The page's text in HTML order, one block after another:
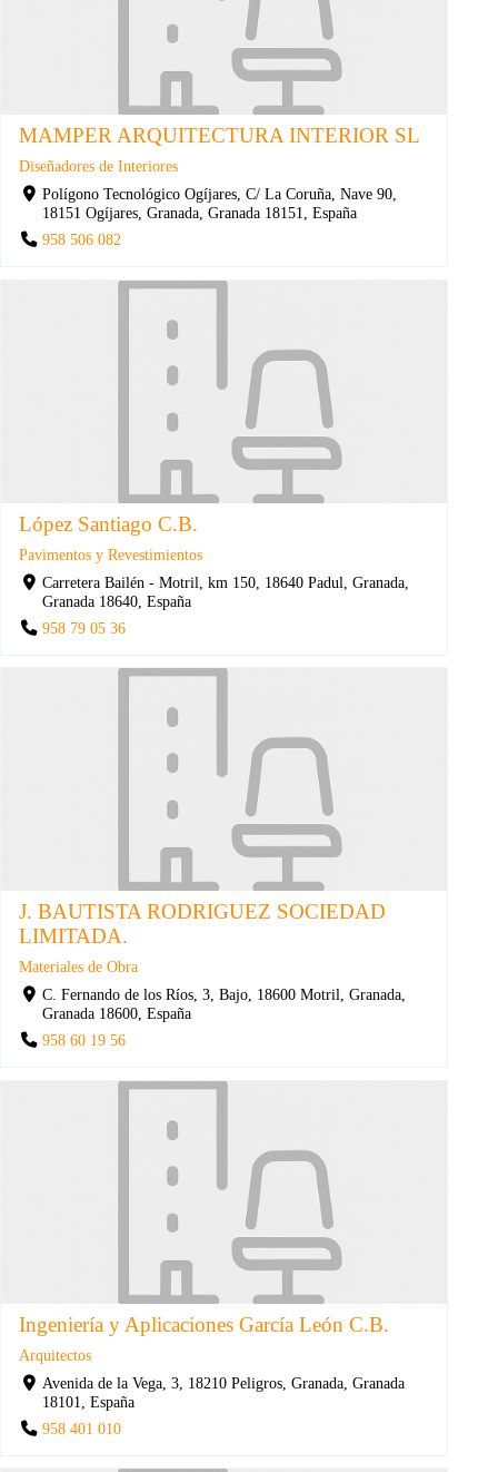
MAMPER ARQUITECTURA INTERIOR SL
Diseñadores de Interiores
Polígono Tecnológico Ogíjares, C/ La Coruña, Nave 90,
18151 Ogíjares, Granada, Granada 18151, España
958 506 082
López Santiago C.B.
Pavimentos y Revestimientos
Carretera Bailén - Motril, km 150, 18640 Padul, Granada,
Granada 18640, España
958 79 05 36
J. BAUTISTA RODRIGUEZ SOCIEDAD
LIMITADA.
Materiales de Obra
C. Fernando de los Ríos, 3, Bajo, 18600 Motril, Granada,
Granada 18600, España
958 60 19 56
Ingeniería y Aplicaciones García León C.B.
Arquitectos
Avenida de la Vega, 3, 18210 Peligros, Granada, Granada
18101, España
958 401 010